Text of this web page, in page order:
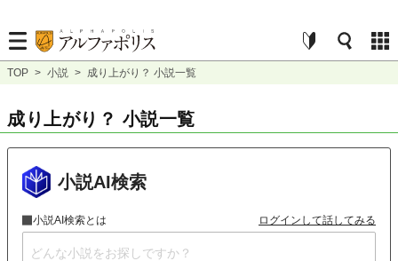
TOP > 小説 > 成り上がり？ 小説一覧
成り上がり？ 小説一覧
小説AI検索
小説AI検索とは ログインして話してみる